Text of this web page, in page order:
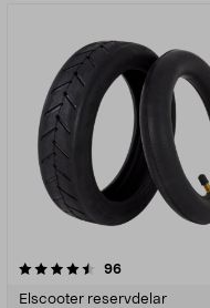
96recensioner
Elscooter reservdelar
4.5 av 5 stjärnor